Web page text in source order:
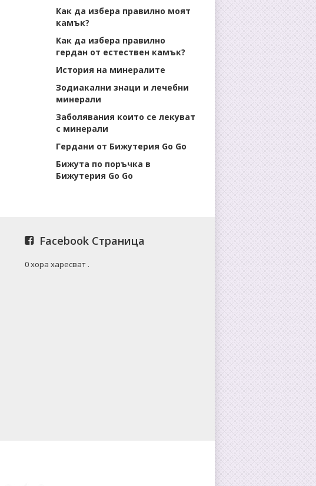
Как да избера правилно моят
камък?
Как да избера правилно
гердан от естествен камък?
История на минералите
Зодиакални знаци и лечебни
минерали
Заболявания които се лекуват
с минерали
Гердани от Бижутерия Go Go
Бижута по поръчка в
Бижутерия Go Go
Facebook Страница
0 хора харесват .